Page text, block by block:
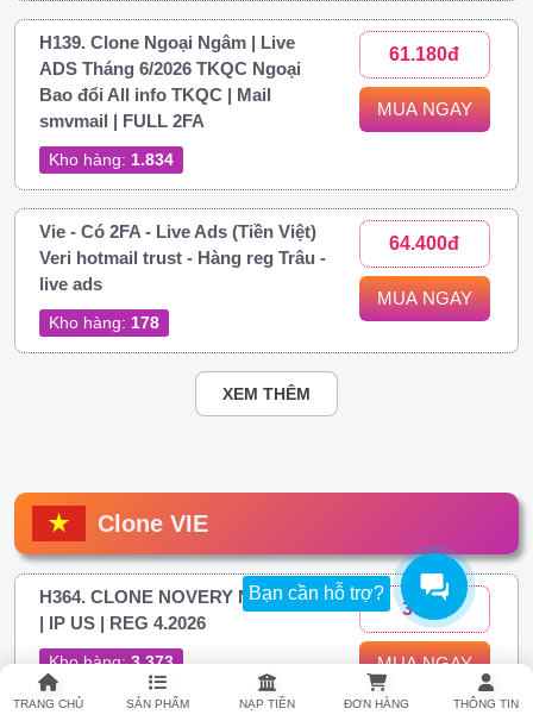
Bạn cần hỗ trợ?
TRANG CHỦ SẢN PHẨM NẠP TIỀN ĐƠN HÀNG THÔNG TIN
H139. Clone Ngoại Ngâm | Live
ADS Tháng 6/2026 TKQC Ngoại
Bao đổi All info TKQC | Mail
smvmail | FULL 2FA
Kho hàng: 1.834
61.180đ
MUA NGAY
Vie - Có 2FA - Live Ads (Tiền Việt)
Veri hotmail trust - Hàng reg Trâu -
live ads
Kho hàng: 178
64.400đ
MUA NGAY
XEM THÊM
Clone VIE
H364. CLONE NOVERY NAME VN
| IP US | REG 4.2026
Kho hàng:3.373
306đ
MUA NGAY